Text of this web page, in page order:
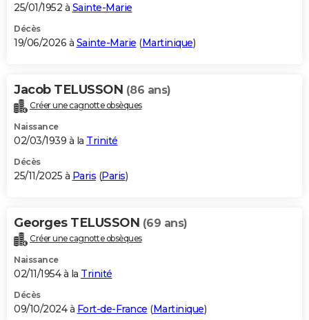
GUIDES D'ACHAT
BONS PLANS
Carte de Noël
Carte Bonne année
Carte Saint-Valentin
Carte Pâques
Carte d'anniversaire
DICTIONNAIRE
Dictionnaire
Biographies
Citations
Expressions
Proverbes
PROGRAMME TV
S'inscrire
Se connecter
Lycées
Collèges
Primaires
Universités
Entreprises
Service militaire
Avis de recherche
AVIS DE DÉCÈS
Bricolage
Lifestyle
Culture
Sport
Auto
Television
Voyage
Cinema
25/01/1952 à Sainte-Marie
Décès
19/06/2026 à Sainte-Marie (Martinique)
Jacob TELUSSON (86 ans)
Créer une cagnotte obsèques
Naissance
02/03/1939 à la Trinité
Décès
25/11/2025 à Paris (Paris)
Georges TELUSSON (69 ans)
Créer une cagnotte obsèques
Naissance
02/11/1954 à la Trinité
Décès
09/10/2024 à Fort-de-France (Martinique)